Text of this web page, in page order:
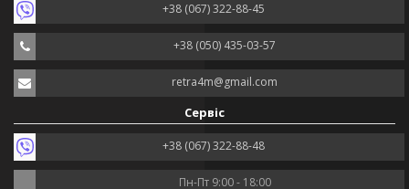
+38 (067) 322-88-45
+38 (050) 435-03-57
retra4m@gmail.com
Сервіс
+38 (067) 322-88-48
Пн-Пт 9:00 - 18:00